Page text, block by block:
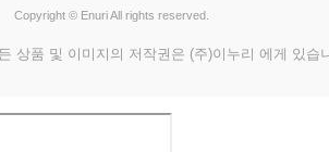
Copyright © Enuri All rights reserved.
상품 및 이미지의 저작권은 (주)이누리 에게 있습